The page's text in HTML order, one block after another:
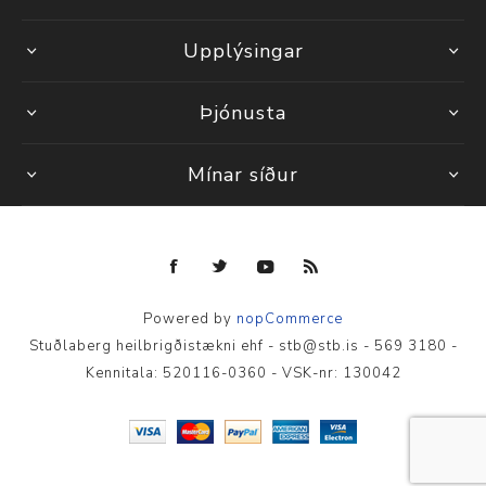
Upplýsingar
Þjónusta
Mínar síður
Powered by nopCommerce
Stuðlaberg heilbrigðistækni ehf - stb@stb.is - 569 3180 -
Kennitala: 520116-0360 - VSK-nr: 130042